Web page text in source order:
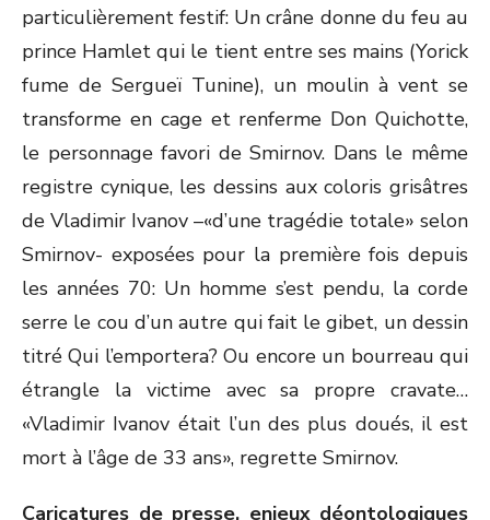
particulièrement festif: Un crâne donne du feu au
prince Hamlet qui le tient entre ses mains (Yorick
fume de Sergueï Tunine), un moulin à vent se
transforme en cage et renferme Don Quichotte,
le personnage favori de Smirnov. Dans le même
registre cynique, les dessins aux coloris grisâtres
de Vladimir Ivanov –«d’une tragédie totale» selon
Smirnov- exposées pour la première fois depuis
les années 70: Un homme s’est pendu, la corde
serre le cou d’un autre qui fait le gibet, un dessin
titré Qui l’emportera? Ou encore un bourreau qui
étrangle la victime avec sa propre cravate…
«Vladimir Ivanov était l’un des plus doués, il est
mort à l’âge de 33 ans», regrette Smirnov.
Caricatures de presse, enjeux déontologiques